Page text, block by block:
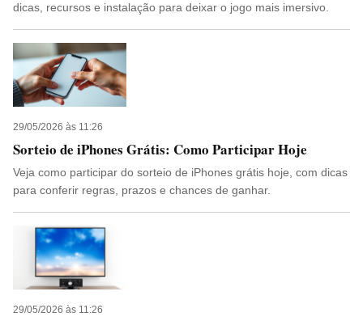
dicas, recursos e instalação para deixar o jogo mais imersivo.
29/05/2026 às 11:26
Sorteio de iPhones Grátis: Como Participar Hoje
Veja como participar do sorteio de iPhones grátis hoje, com dicas
para conferir regras, prazos e chances de ganhar.
29/05/2026 às 11:26